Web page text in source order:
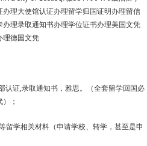
理大使馆认证办理留学归国证明办理留信
理录取通知书办理学位证书办理美国文凭
理德国文凭
认证,录取通知书，雅思。（全套留学回国必
；
留学相关材料（申请学校、转学，甚至是申